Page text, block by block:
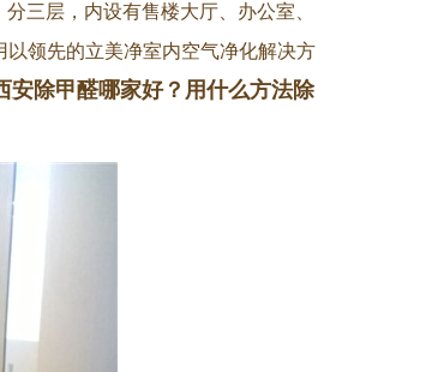
三层，内设有售楼大厅、办公室、
领先的立美净室内空气净化解决方
安除甲醛哪家好？用什么方法除